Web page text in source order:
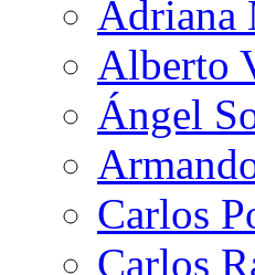
Adriana
Alberto
Ángel
Carlos
Carlos